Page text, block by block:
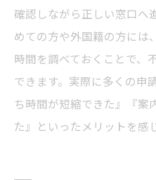
確認しながら正しい窓口へ
めての方や外国籍の方には
時間を調べておくことで、
できます。実際に多くの申
ち時間が短縮できた』『案
た』といったメリットを感